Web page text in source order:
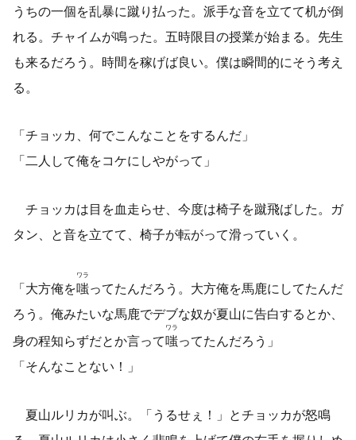
うちの一個を乱暴に蹴り払った。派手な音を立てて机が倒
れる。チャイムが鳴った。五時限目の授業が始まる。先生
も来るだろう。時間を稼げば良い。僕は瞬間的にそう考え
る。
「チョッカ、何でこんなことをするんだ」
「二人して俺をコケにしやがって」
チョッカは目を血走らせ、今度は椅子を蹴飛ばした。ガ
タン、と音を立てて、椅子が転がって滑っていく。
「大方俺を嗤
ワラ
ってたんだろう。大方俺を馬鹿にしてたんだ
ろう。俺みたいな馬鹿でデブな奴が夏山に告白するとか、
身の程知らずだとか言って嗤
ワラ
ってたんだろう」
「そんなことない！」
夏山ルリカが叫ぶ。「うるせぇ！」とチョッカが怒鳴